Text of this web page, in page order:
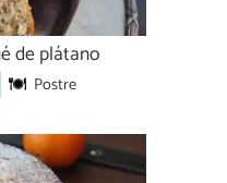
de plátano
Postre